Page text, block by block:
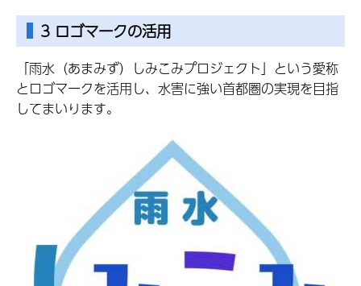
3 ロゴマークの活用
「雨水（あまみず）しみこみプロジェクト」という愛称
とロゴマークを活用し、水害に強い首都圏の実現を目指
してまいります。